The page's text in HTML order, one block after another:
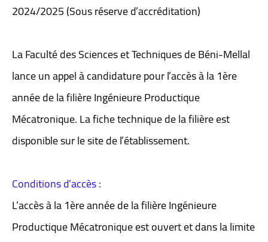
2024/2025 (Sous réserve d’accréditation)
La Faculté des Sciences et Techniques de Béni-Mellal
lance un appel à candidature pour l’accès à la 1ère
année de la filière Ingénieure Productique
Mécatronique. La fiche technique de la filière est
disponible sur le site de l’établissement.
Conditions d’accès :
L’accès à la 1ère année de la filière Ingénieure
Productique Mécatronique est ouvert et dans la limite